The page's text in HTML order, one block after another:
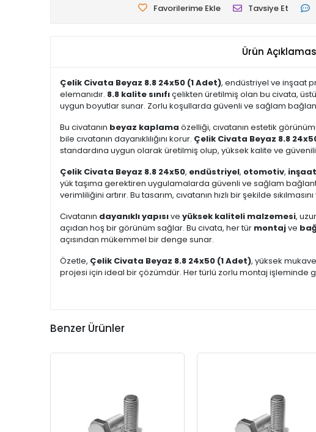
Favorilerime Ekle Tavsiye Et
Ürün
Çelik Civata Beyaz 8.8 24x50 (1 Adet), endüstriyel ve inşaat
elemanıdır. 8.8 kalite sınıfıçelikten üretilmiş olan bu civata,
uygun boyutlar sunar. Zorlu koşullarda güvenli ve sağlam
Bu civatanın beyaz kaplama özelliği, cıvatanın estetik
bile cıvatanın dayanıklılığını korur. Çelik Civata Beyaz 8.8
standardına uygun olarak üretilmiş olup, yüksek kalite ve
Çelik Civata Beyaz 8.8 24x50, endüstriyel, otomotiv, inşaat
yük taşıma gerektiren uygulamalarda güvenli ve sağlam
verimliliğini artırır. Bu tasarım, cıvatanın hızlı bir şekilde
Cıvatanın dayanıklı yapısıve yüksek kaliteli malzemesi,
açıdan hoş bir görünüm sağlar. Bu civata, her tür montajve
açısından mükemmel bir denge sunar.
Özetle, Çelik Civata Beyaz 8.8 24x50 (1 Adet), yüksek
projesi için ideal bir çözümdür. Her türlü zorlu montaj işleminde
Benzer Ürünler